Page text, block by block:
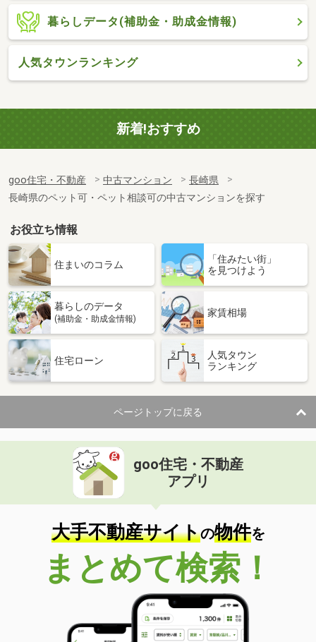
暮らしデータ(補助金・助成金情報)
人気タウンランキング
新着!おすすめ
goo住宅・不動産 中古マンション
長崎県
長崎県のペット可・ペット相談可の中古マンションを探す
お役立ち情報
住まいのコラム
「住みたい街」
を見つけよう
暮らしのデータ
(補助金・助成金情報)
家賃相場
住宅ローン
人気タウン
ランキング
ページトップに戻る
goo住宅・不動産
アプリ
大手不動産サイトの物件を
まとめて検索！